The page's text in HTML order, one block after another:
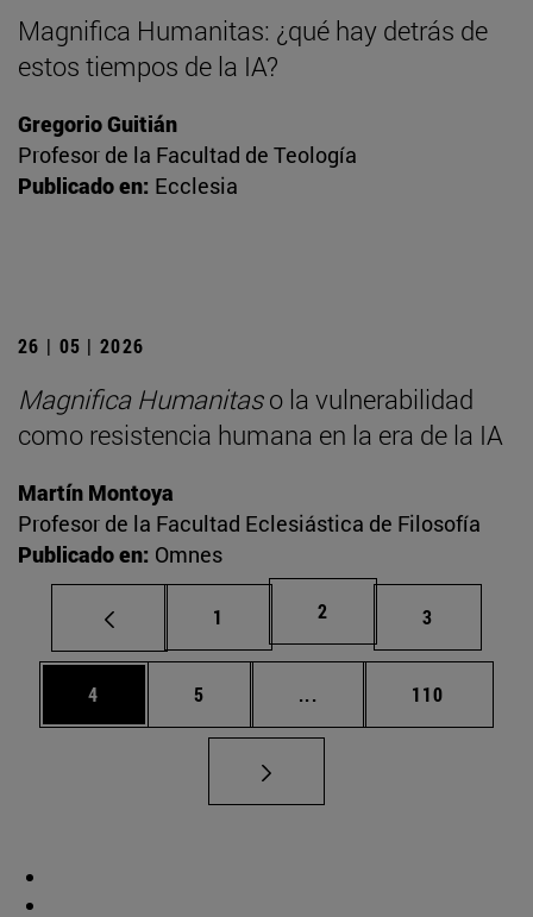
Magnifica Humanitas: ¿qué hay detrás de
estos tiempos de la IA?
Gregorio Guitián
Profesor de la Facultad de Teología
Publicado en: Ecclesia
26 | 05 | 2026
Magnifica Humanitaso la vulnerabilidad
como resistencia humana en la era de la IA
Martín Montoya
Profesor de la Facultad Eclesiástica de Filosofía
Publicado en: Omnes
Página
1 Página
2 Página
3
Página
4 Página
5 ... Páginas intermedias
Página
110